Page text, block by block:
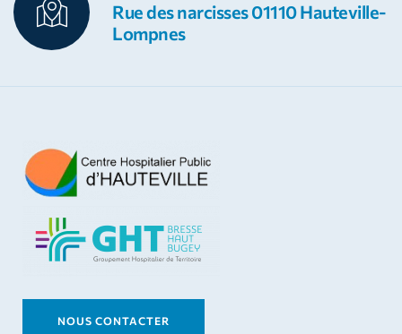
Rue des narcisses 01110 Hauteville-
Lompnes
NOUS CONTACTER